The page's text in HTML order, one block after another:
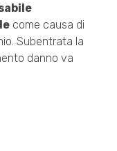
come causa di
Subentrata la
danno va